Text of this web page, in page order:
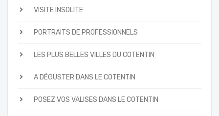
VISITE INSOLITE
PORTRAITS DE PROFESSIONNELS
LES PLUS BELLES VILLES DU COTENTIN
A DÉGUSTER DANS LE COTENTIN
POSEZ VOS VALISES DANS LE COTENTIN